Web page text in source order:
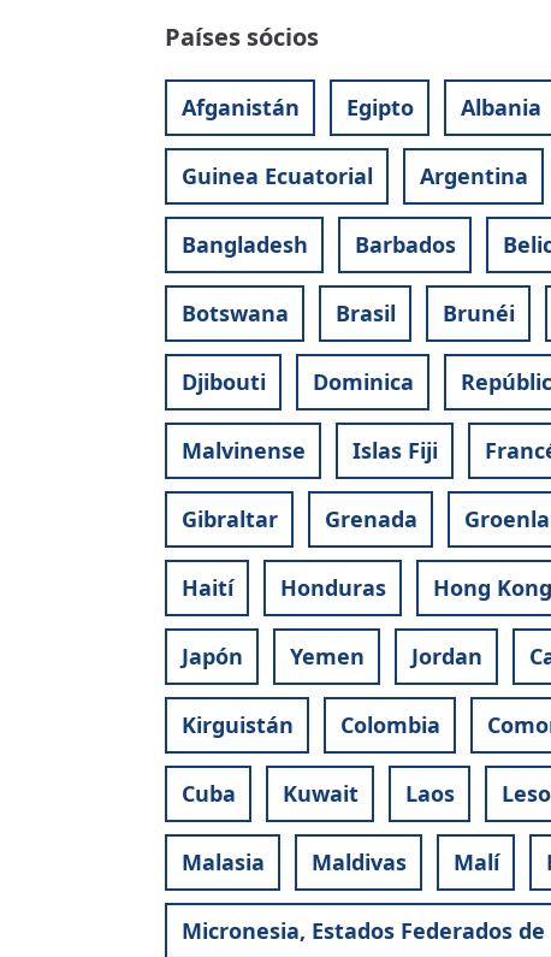
Países sócios
Afganistán Egipto Albania
Guinea Ecuatorial Argentina
Bangladesh Barbados
Botswana Brasil Brunéi
Djibouti Dominica
Malvinense Islas Fiji
Gibraltar Grenada
Haití Honduras Hong Kong
Japón Yemen Jordan
Kirguistán Colombia
Cuba Kuwait Laos
Malasia Maldivas Malí
Micronesia, Estados Federados de